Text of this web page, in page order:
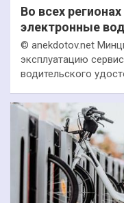
Во всех
электронные
© anekdotov.net
эксплуатацию
водительского